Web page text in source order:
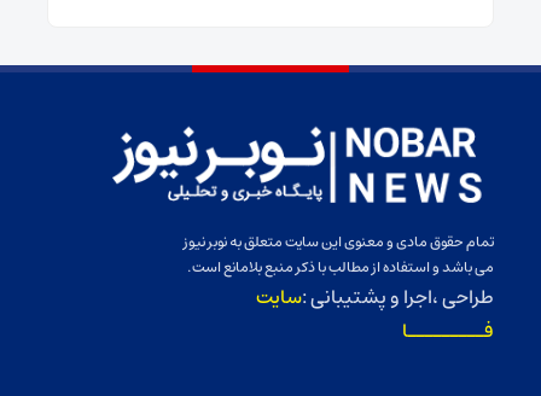
تمام حقوق مادی و معنوی این سایت متعلق به نوبر نیوز
می باشد و استفاده از مطالب با ذکر منبع بلامانع است.
طراحی ،اجرا و پشتیبانی :سایت
فـــــــــا